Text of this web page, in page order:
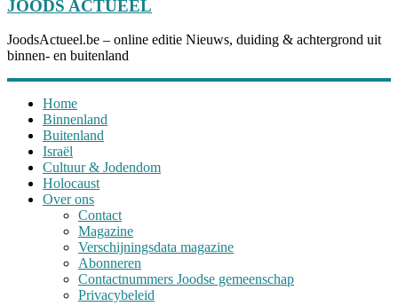
JOODS ACTUEEL
JoodsActueel.be – online editie Nieuws, duiding & achtergrond uit
binnen- en buitenland
Home
Binnenland
Buitenland
Israël
Cultuur & Jodendom
Holocaust
Over ons
Contact
Magazine
Verschijningsdata magazine
Abonneren
Contactnummers Joodse gemeenschap
Privacybeleid